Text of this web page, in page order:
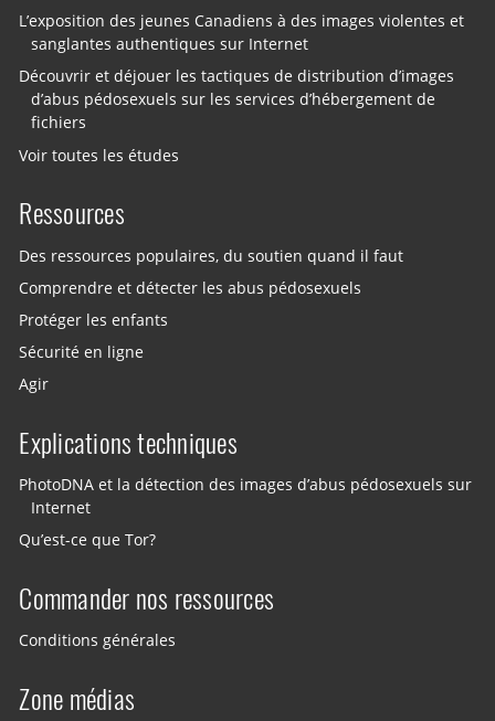
L’exposition des jeunes Canadiens à des images violentes et
sanglantes authentiques sur Internet
Découvrir et déjouer les tactiques de distribution d’images
d’abus pédosexuels sur les services d’hébergement de
fichiers
Voir toutes les études
Ressources
Des ressources populaires, du soutien quand il faut
Comprendre et détecter les abus pédosexuels
Protéger les enfants
Sécurité en ligne
Agir
Explications techniques
PhotoDNA et la détection des images d’abus pédosexuels sur
Internet
Qu’est-ce que Tor?
Commander nos ressources
Conditions générales
Zone médias